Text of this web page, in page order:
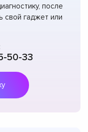
после
свой гаджет или
50-33